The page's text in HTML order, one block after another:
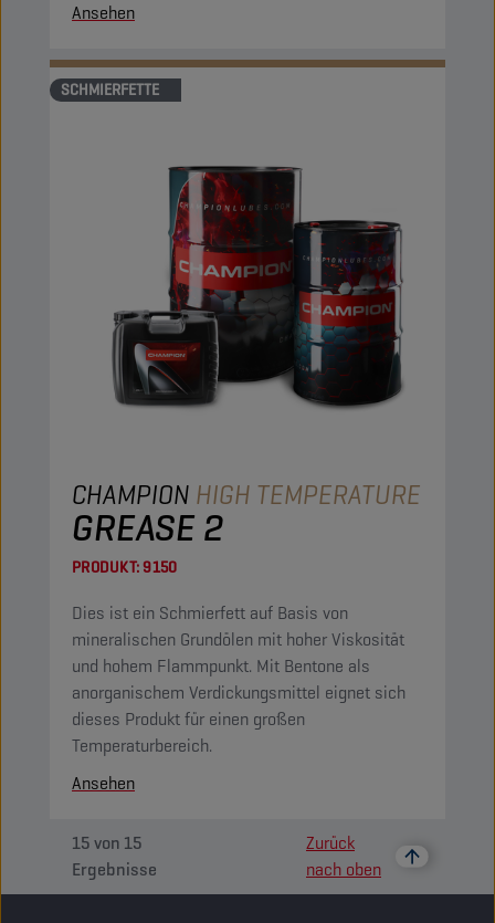
Ansehen
SCHMIERFETTE
CHAMPION HIGH TEMPERATURE
GREASE 2
PRODUKT:9150
Dies ist ein Schmierfett auf Basis von
mineralischen Grundölen mit hoher Viskosität
und hohem Flammpunkt. Mit Bentone als
anorganischem Verdickungsmittel eignet sich
dieses Produkt für einen großen
Temperaturbereich.
Ansehen
15von 15
Ergebnisse
Zurück
nach oben